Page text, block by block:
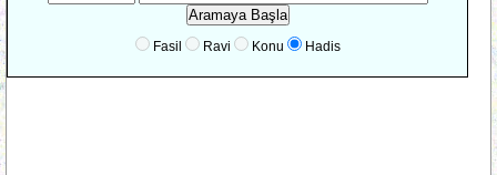
Fasil Ravi Konu Hadis